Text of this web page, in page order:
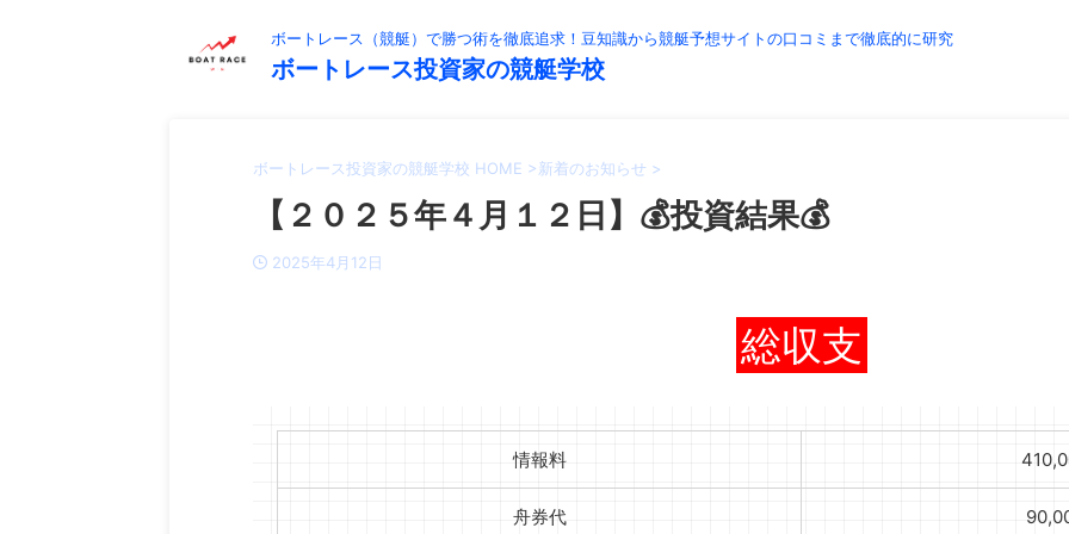
ボートレース（競艇）で勝つ術を徹底追求！豆知識から競艇予想サイトの口コミまで徹底的に研究
ボートレース投資家の競艇学校
ボートレース投資家の競艇学校 HOME >新着のお知らせ >
【２０２５年４月１２日】💰投資結果💰
2025年4月12日
総収支
情報料
舟券代